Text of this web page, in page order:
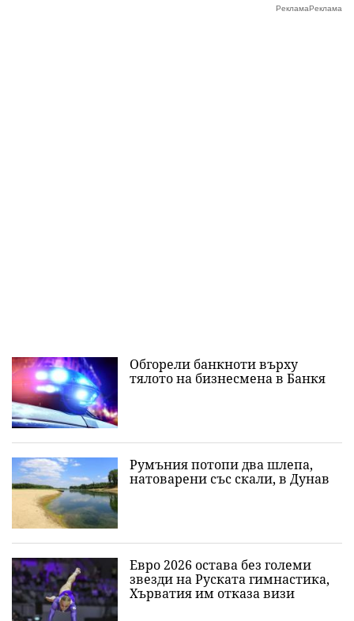
Обгорели банкноти върху
тялото на бизнесмена в Банкя
Румъния потопи два шлепа,
натоварени със скали, в Дунав
Евро 2026 остава без големи
звезди на Руската гимнастика,
Хърватия им отказа визи